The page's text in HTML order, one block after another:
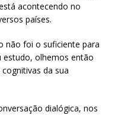
acontecendo no
países.
não foi o suficiente para
estudo, olhemos então
da sua
dialógica, nos